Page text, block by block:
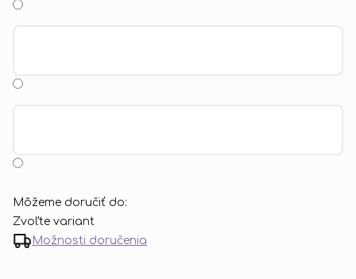
Môžeme doručiť do:
Zvoľte variant
Možnosti doručenia